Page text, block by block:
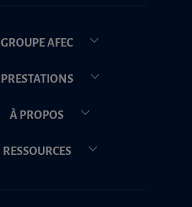
GROUPE AFEC
PRESTATIONS
À PROPOS
RESSOURCES